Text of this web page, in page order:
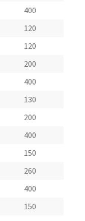
400
120
120
200
400
130
200
400
150
260
400
150